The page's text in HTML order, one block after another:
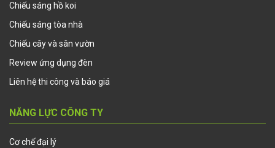
Chiếu sáng hồ koi
Chiếu sáng tòa nhà
Chiếu cây và sân vườn
Review ứng dụng đèn
Liên hệ thi công và báo giá
NĂNG LỰC CÔNG TY
Cơ chế đại lý